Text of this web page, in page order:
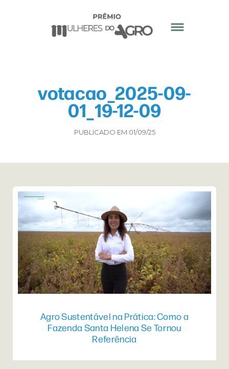
votacao_2025-09-
01_19-12-09
PUBLICADO EM 01/09/25
Agro Sustentável na Prática: Como a
Fazenda Santa Helena Se Tornou
Referência